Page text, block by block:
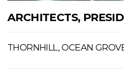
ARCHITECTS,
THORNHILL, OCEAN